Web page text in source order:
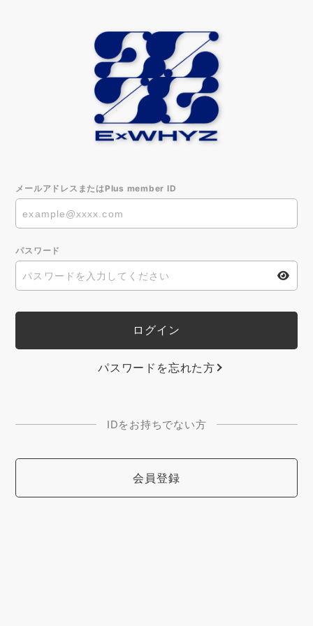
メールアドレスまたはPlus member ID
パスワード
パスワードを忘れた方
IDをお持ちでない方
会員登録